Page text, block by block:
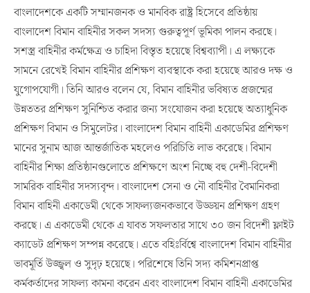
বাংলাদেশকে একটি সম্মানজনক ও মানবিক রাষ্ট্র হিসেবে প্রতিষ্ঠায়
বাংলাদেশ বিমান বাহিনীর সকল সদস্য গুরুত্বপূর্ণ ভূমিকা পালন করছে।
সশস্ত্র বাহিনীর কর্মক্ষেত্র ও চাহিদা বিস্তৃত হয়েছে বিশ্বব্যাপী। এ লক্ষ্যকে
সামনে রেখেই বিমান বাহিনীর প্রশিক্ষণ ব্যবস্থাকে করা হয়েছে আরও দক্ষ ও
যুগোপযোগী। তিনি আরও বলেন যে, বিমান বাহিনীর ভবিষ্যত প্রজন্মের
উন্নততর প্রশিক্ষণ সুনিশ্চিত করার জন্য সংযোজন করা হয়েছে অত্যাধুনিক
প্রশিক্ষণ বিমান ও সিমুলেটর। বাংলাদেশ বিমান বাহিনী একাডেমির প্রশিক্ষণ
মানের সুনাম আজ আন্তর্জাতিক মহলেও পরিচিতি লাভ করেছে। বিমান
বাহিনীর শিক্ষা প্রতিষ্ঠানগুলোতে প্রশিক্ষণে অংশ নিচ্ছে বহু দেশী-বিদেশী
সামরিক বাহিনীর সদস্যবৃন্দ। বাংলাদেশ সেনা ও নৌ বাহিনীর বৈমানিকরা
বিমান বাহিনী একাডেমী থেকে সাফল্যজনকভাবে উড্ডয়ন প্রশিক্ষণ গ্রহণ
করছে। এ একাডেমী থেকে এ যাবত সফলতার সাথে ৩০ জন বিদেশী ফ্লাইট
ক্যাডেট প্রশিক্ষণ সম্পন্ন করেছে। এতে বহিঃর্বিশ্বে বাংলাদেশ বিমান বাহিনীর
ভাবমূর্তি উজ্জ্বল ও সুদৃঢ় হয়েছে। পরিশেষে তিনি সদ্য কমিশনপ্রাপ্ত
কর্মকর্তাদের সাফল্য কামনা করেন এবং বাংলাদেশ বিমান বাহিনী একাডেমির